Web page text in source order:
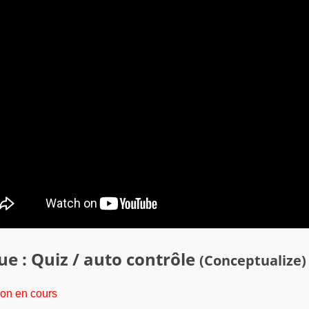
: Quiz / auto contrôle (Conceptualize)
en cours